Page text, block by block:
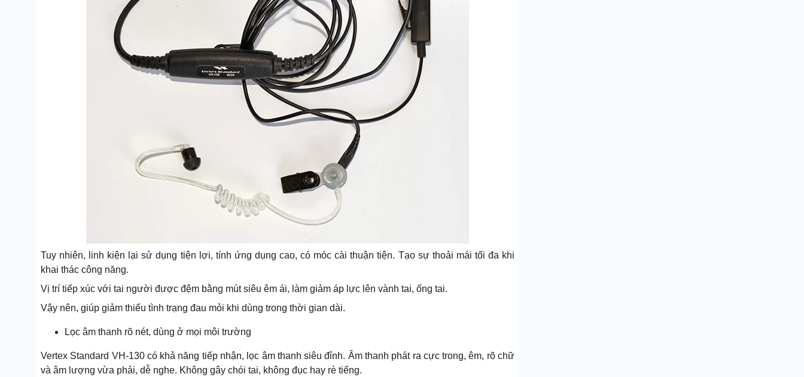
Tuy nhiên, linh kiện lại sử dụng tiện lợi, tính ứng dụng cao, có móc cài thuận tiện. Tạo sự thoải mái tối đa khi
khai thác công năng.
Vị trí tiếp xúc với tai người được đệm bằng mút siêu êm ái, làm giảm áp lực lên vành tai, ống tai.
Vậy nên, giúp giảm thiểu tình trạng đau mỏi khi dùng trong thời gian dài.
Lọc âm thanh rõ nét, dùng ở mọi môi trường
Vertex Standard VH-130 có khả năng tiếp nhận, lọc âm thanh siêu đỉnh. Âm thanh phát ra cực trong, êm, rõ chữ
và âm lượng vừa phải, dễ nghe. Không gây chói tai, không đục hay rè tiếng.